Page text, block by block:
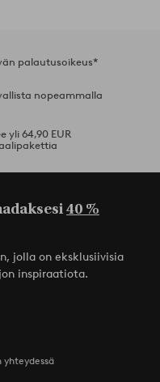
palautusoikeus*
nopeammalla
yli 64,90 EUR
40 %
jolla on eksklusiivisia
inspiraatiota.
yhteydessä